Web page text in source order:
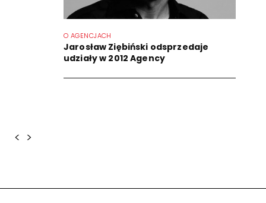
O AGENCJACH
Jarosław Ziębiński odsprzedaje
udziały w 2012 Agency
< >